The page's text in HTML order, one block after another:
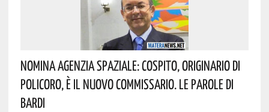
Nomina Agenzia Spaziale: Cospito, Originario Di
Policoro, È Il Nuovo Commissario. Le Parole Di
Bardi